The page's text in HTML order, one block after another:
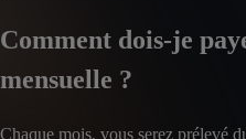
Comment dois-je
mensuelle ?
Chaque mois, vous serez prélevé